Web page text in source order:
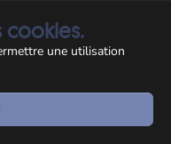
cookies.
une utilisation